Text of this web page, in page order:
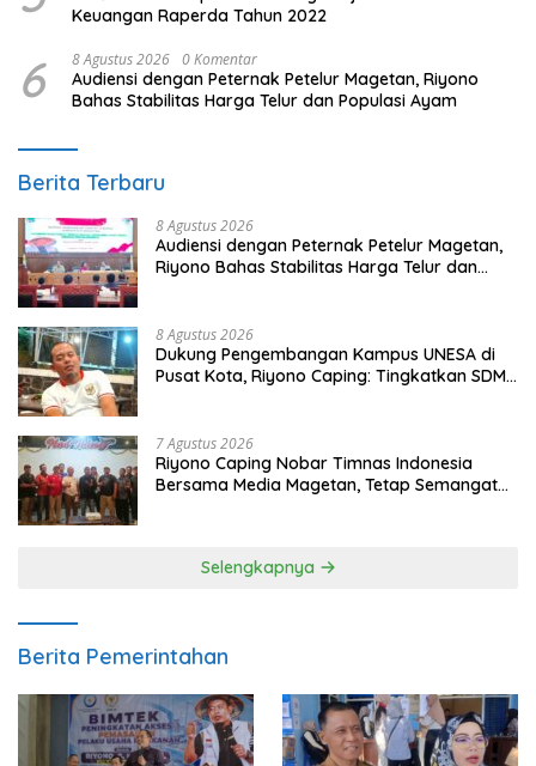
Keuangan Raperda Tahun 2022
6 8 Agustus 2026 0 Komentar
Audiensi dengan Peternak Petelur Magetan, Riyono
Bahas Stabilitas Harga Telur dan Populasi Ayam
Berita Terbaru
8 Agustus 2026
Audiensi dengan Peternak Petelur Magetan,
Riyono Bahas Stabilitas Harga Telur dan
8 Agustus 2026
Dukung Pengembangan Kampus UNESA di
Pusat Kota, Riyono Caping: Tingkatkan SDM
7 Agustus 2026
Riyono Caping Nobar Timnas Indonesia
Bersama Media Magetan, Tetap Semangat
Selengkapnya
Berita Pemerintahan